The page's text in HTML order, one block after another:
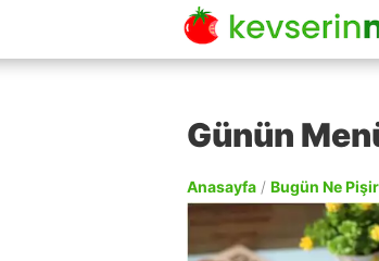
Günün
Anasayfa / Bugün Ne